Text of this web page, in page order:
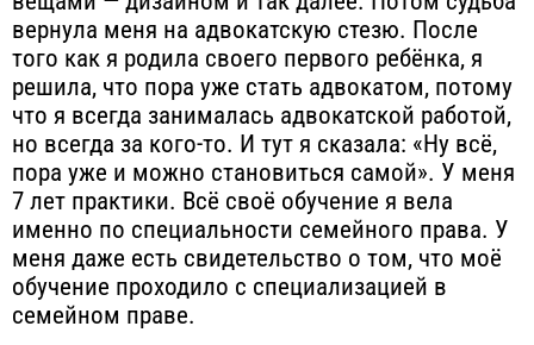
вернула меня на адвокатскую стезю. После
того как я родила своего первого ребёнка, я
решила, что пора уже стать адвокатом, потому
что я всегда занималась адвокатской работой,
но всегда за кого-то. И тут я сказала: «Ну всё,
пора уже и можно становиться самой». У меня
7 лет практики. Всё своё обучение я вела
именно по специальности семейного права. У
меня даже есть свидетельство о том, что моё
обучение проходило с специализацией в
семейном праве.